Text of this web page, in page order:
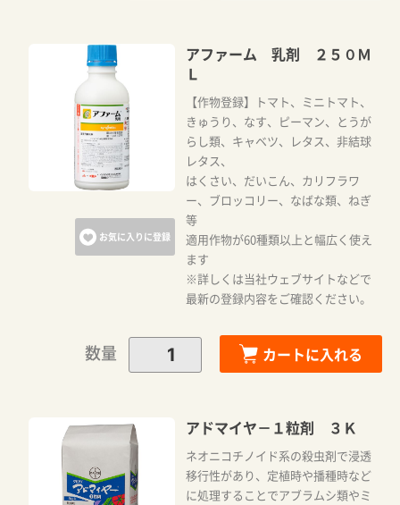
お気に入りに登録
アファーム 乳剤 ２５０Ｍ
Ｌ
【作物登録】トマト、ミニトマト、
きゅうり、なす、ピーマン、とうが
らし類、キャベツ、レタス、非結球
レタス、
はくさい、だいこん、カリフラワ
ー、ブロッコリー、なばな類、ねぎ
等
適用作物が60種類以上と幅広く使え
ます
※詳しくは当社ウェブサイトなどで
最新の登録内容をご確認ください。
数量 カートに入れる
アドマイヤ－１粒剤 ３Ｋ
ネオニコチノイド系の殺虫剤で浸透
移行性があり、定植時や播種時など
に処理することでアブラムシ類やミ